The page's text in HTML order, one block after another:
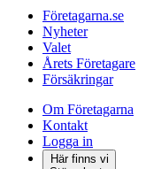
Företagarna.se
Nyheter
Valet
Årets Företagare
Försäkringar
Om Företagarna
Kontakt
Logga in
Här finns vi